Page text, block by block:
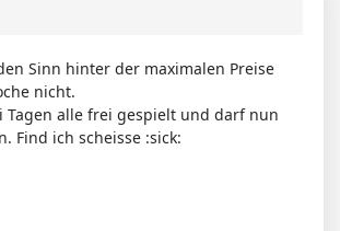
Sinn hinter der maximalen Preise
nicht.
Tagen alle frei gespielt und darf nun
Find ich scheisse :sick: